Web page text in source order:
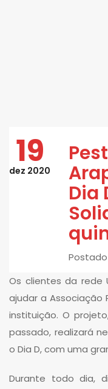
19
dez 2020
Dia
Os clientes da rede
ajudar a Associação
instituição. O
passado, realizará
o Dia D, com uma
Durante todo dia,